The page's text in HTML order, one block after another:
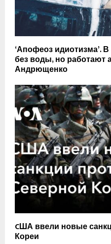
‘Апофеоз идиотизма’.
без воды, но работают
Андрющенко
CША ввели новые
Кореи